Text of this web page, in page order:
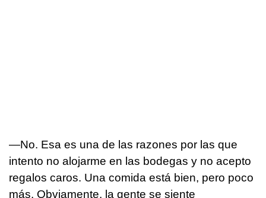
—No. Esa es una de las razones por las que
intento no alojarme en las bodegas y no acepto
regalos caros. Una comida está bien, pero poco
más. Obviamente, la gente se siente